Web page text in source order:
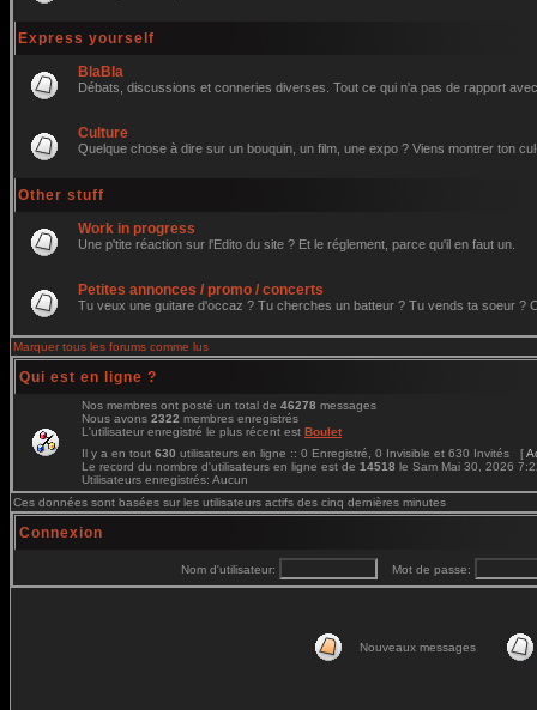
Express yourself
BlaBla
Débats, discussions et conneries diverses. Tout ce qui n'a pas de rapport
Culture
Quelque chose à dire sur un bouquin, un film, une expo ? Viens montrer ton
Other stuff
Work in progress
Une p'tite réaction sur l'Edito du site ? Et le réglement, parce qu'il en faut un.
Petites annonces / promo / concerts
Tu veux une guitare d'occaz ? Tu cherches un batteur ? Tu vends ta soeur ?
Marquer tous les forums comme lus
Qui est en ligne ?
Nos membres ont posté un total de 46278 messages
Nous avons 2322 membres enregistrés
L'utilisateur enregistré le plus récent est Boulet
Il y a en tout 630 utilisateurs en ligne :: 0 Enregistré, 0 Invisible et 630 Invités [
Le record du nombre d'utilisateurs en ligne est de 14518 le Sam Mai 30, 2026
Utilisateurs enregistrés: Aucun
Ces données sont basées sur les utilisateurs actifs des cinq dernières minutes
Connexion
Nom d'utilisateur: Mot de passe:
Nouveaux messages